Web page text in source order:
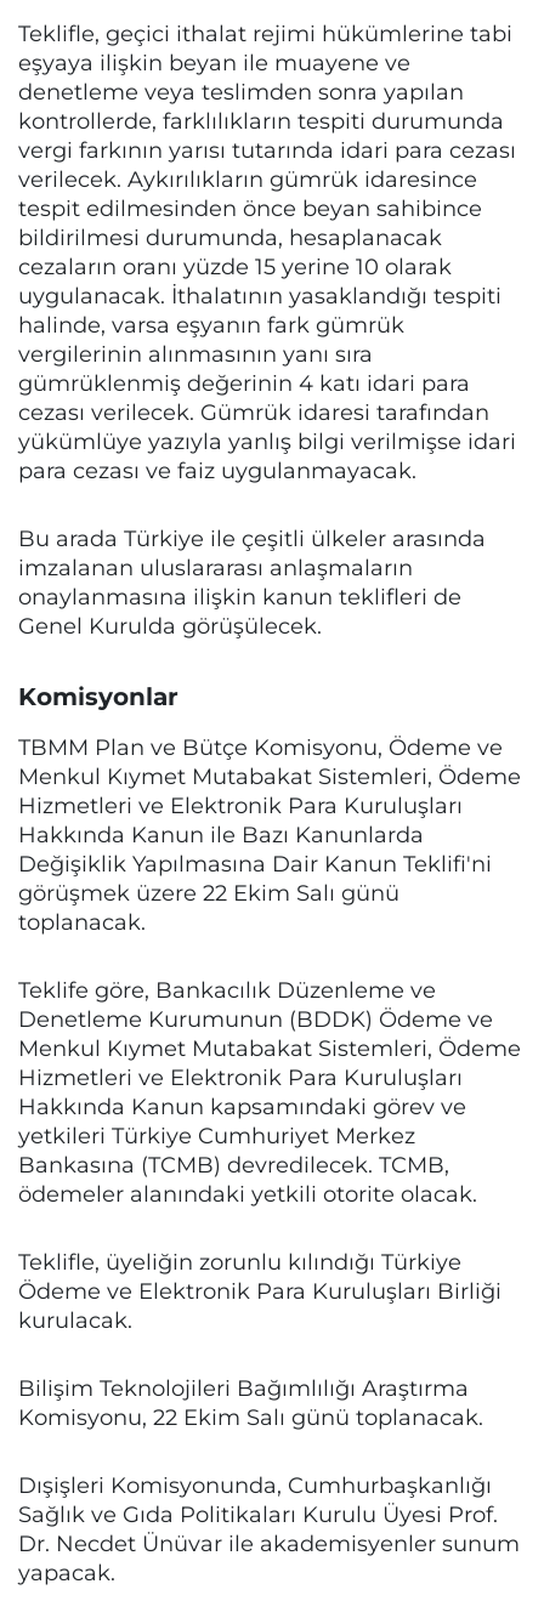
Teklifle, geçici ithalat rejimi hükümlerine tabi
eşyaya ilişkin beyan ile muayene ve
denetleme veya teslimden sonra yapılan
kontrollerde, farklılıkların tespiti durumunda
vergi farkının yarısı tutarında idari para cezası
verilecek. Aykırılıkların gümrük idaresince
tespit edilmesinden önce beyan sahibince
bildirilmesi durumunda, hesaplanacak
cezaların oranı yüzde 15 yerine 10 olarak
uygulanacak. İthalatının yasaklandığı tespiti
halinde, varsa eşyanın fark gümrük
vergilerinin alınmasının yanı sıra
gümrüklenmiş değerinin 4 katı idari para
cezası verilecek. Gümrük idaresi tarafından
yükümlüye yazıyla yanlış bilgi verilmişse idari
para cezası ve faiz uygulanmayacak.
Bu arada Türkiye ile çeşitli ülkeler arasında
imzalanan uluslararası anlaşmaların
onaylanmasına ilişkin kanun teklifleri de
Genel Kurulda görüşülecek.
Komisyonlar
TBMM Plan ve Bütçe Komisyonu, Ödeme ve
Menkul Kıymet Mutabakat Sistemleri, Ödeme
Hizmetleri ve Elektronik Para Kuruluşları
Hakkında Kanun ile Bazı Kanunlarda
Değişiklik Yapılmasına Dair Kanun Teklifi'ni
görüşmek üzere 22 Ekim Salı günü
toplanacak.
Teklife göre, Bankacılık Düzenleme ve
Denetleme Kurumunun (BDDK) Ödeme ve
Menkul Kıymet Mutabakat Sistemleri, Ödeme
Hizmetleri ve Elektronik Para Kuruluşları
Hakkında Kanun kapsamındaki görev ve
yetkileri Türkiye Cumhuriyet Merkez
Bankasına (TCMB) devredilecek. TCMB,
ödemeler alanındaki yetkili otorite olacak.
Teklifle, üyeliğin zorunlu kılındığı Türkiye
Ödeme ve Elektronik Para Kuruluşları Birliği
kurulacak.
Bilişim Teknolojileri Bağımlılığı Araştırma
Komisyonu, 22 Ekim Salı günü toplanacak.
Dışişleri Komisyonunda, Cumhurbaşkanlığı
Sağlık ve Gıda Politikaları Kurulu Üyesi Prof.
Dr. Necdet Ünüvar ile akademisyenler sunum
yapacak.